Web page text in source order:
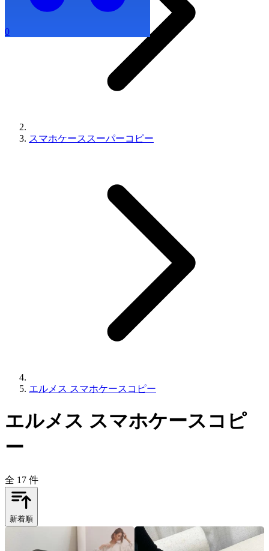
0
スマホケーススーパーコピー
エルメス スマホケースコピー
エルメス スマホケースコピ
ー
全 17 件
新着順